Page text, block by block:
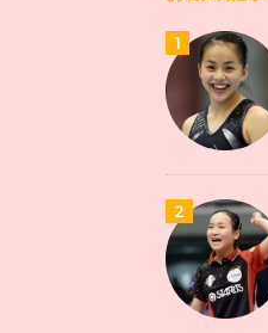
1
2